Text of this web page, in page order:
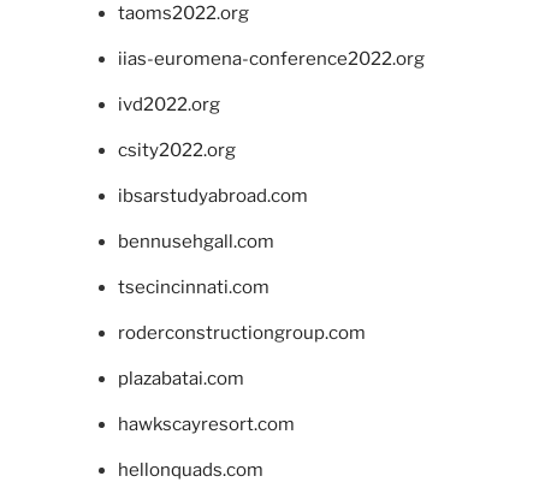
taoms2022.org
iias-euromena-conference2022.org
ivd2022.org
csity2022.org
ibsarstudyabroad.com
bennusehgall.com
tsecincinnati.com
roderconstructiongroup.com
plazabatai.com
hawkscayresort.com
hellonquads.com